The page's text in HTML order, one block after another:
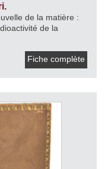
de la matière :
de la
Fiche complète